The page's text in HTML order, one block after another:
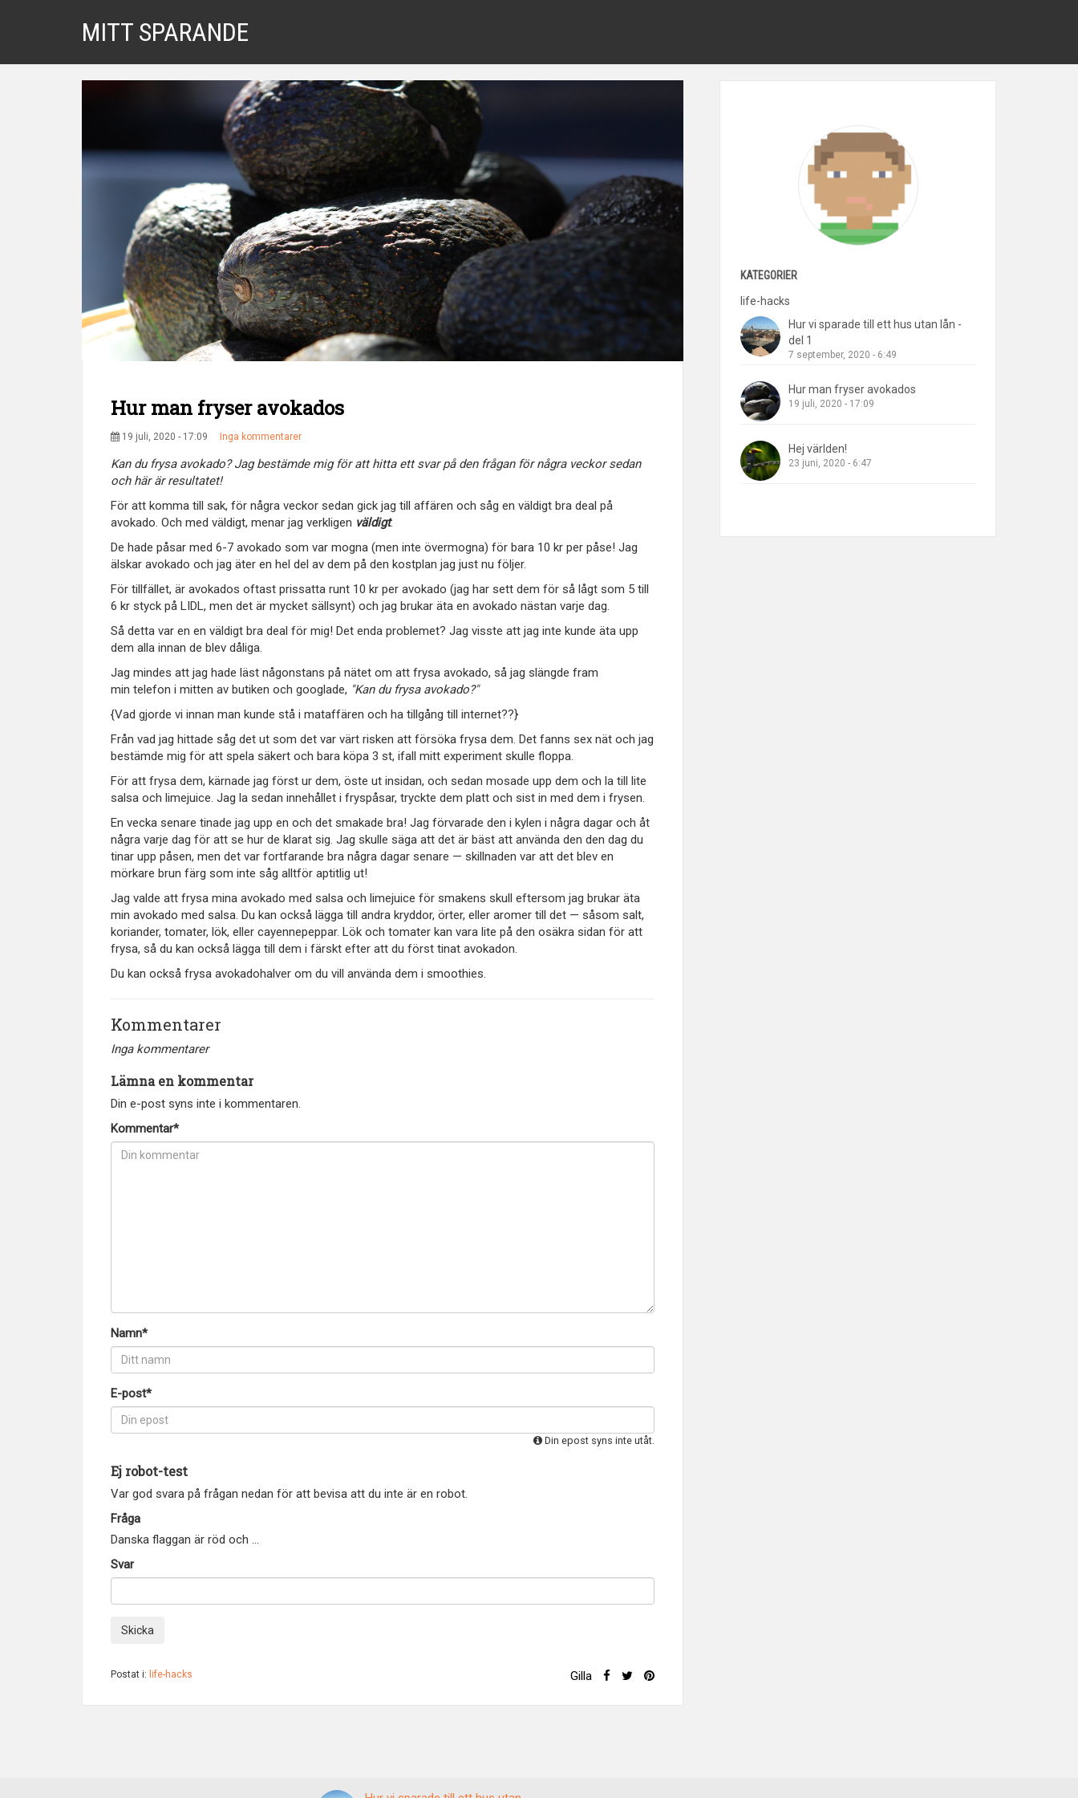
MITT SPARANDE
Hur man fryser avokados
19 juli, 2020 - 17:09 Inga kommentarer
Kan du frysa avokado? Jag bestämde mig för att hitta ett svar på den frågan för några veckor sedan
och här är resultatet!
För att komma till sak, för några veckor sedan gick jag till affären och såg en väldigt bra deal på
avokado. Och med väldigt, menar jag verkligen väldigt.
De hade påsar med 6-7 avokado som var mogna (men inte övermogna) för bara 10 kr per påse! Jag
älskar avokado och jag äter en hel del av dem på den kostplan jag just nu följer.
För tillfället, är avokados oftast prissatta runt 10 kr per avokado (jag har sett dem för så lågt som 5 till
6 kr styck på LIDL, men det är mycket sällsynt) och jag brukar äta en avokado nästan varje dag.
Så detta var en en väldigt bra deal för mig! Det enda problemet? Jag visste att jag inte kunde äta upp
dem alla innan de blev dåliga.
Jag mindes att jag hade läst någonstans på nätet om att frysa avokado, så jag slängde fram
min telefon i mitten av butiken och googlade, "Kan du frysa avokado?"
{Vad gjorde vi innan man kunde stå i mataffären och ha tillgång till internet??}
Från vad jag hittade såg det ut som det var värt risken att försöka frysa dem. Det fanns sex nät och jag
bestämde mig för att spela säkert och bara köpa 3 st, ifall mitt experiment skulle floppa.
För att frysa dem, kärnade jag först ur dem, öste ut insidan, och sedan mosade upp dem och la till lite
salsa och limejuice. Jag la sedan innehållet i fryspåsar, tryckte dem platt och sist in med dem i frysen.
En vecka senare tinade jag upp en och det smakade bra! Jag förvarade den i kylen i några dagar och åt
några varje dag för att se hur de klarat sig. Jag skulle säga att det är bäst att använda den den dag du
tinar upp påsen, men det var fortfarande bra några dagar senare — skillnaden var att det blev en
mörkare brun färg som inte såg alltför aptitlig ut!
Jag valde att frysa mina avokado med salsa och limejuice för smakens skull eftersom jag brukar äta
min avokado med salsa. Du kan också lägga till andra kryddor, örter, eller aromer till det — såsom salt,
koriander, tomater, lök, eller cayennepeppar. Lök och tomater kan vara lite på den osäkra sidan för att
frysa, så du kan också lägga till dem i färskt efter att du först tinat avokadon.
Du kan också frysa avokadohalver om du vill använda dem i smoothies.
Kommentarer
Inga kommentarer
Lämna en kommentar
Din e-post syns inte i kommentaren.
Kommentar*
Namn*
E-post*
Din epost syns inte utåt.
Ej robot-test
Var god svara på frågan nedan för att bevisa att du inte är en robot.
Fråga
Danska flaggan är röd och ...
Svar
Skicka
Postat i: life-hacks Gilla
KATEGORIER
life-hacks
Hur vi sparade till ett hus utan lån -
del 1
7 september, 2020 - 6:49
Hur man fryser avokados
19 juli, 2020 - 17:09
Hej världen!
23 juni, 2020 - 6:47